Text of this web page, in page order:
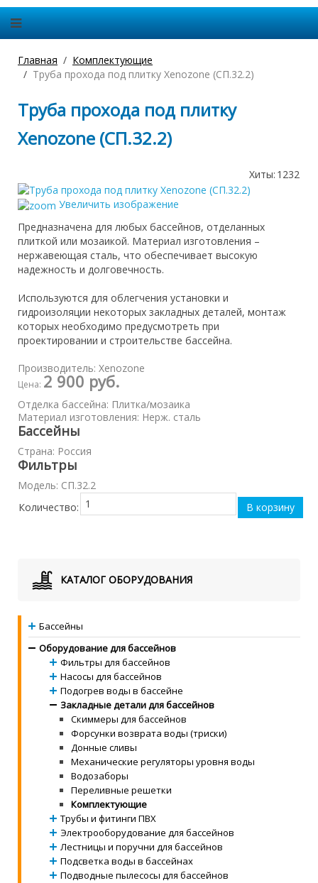
Главная
Комплектующие
Труба прохода под плитку Xenozone (СП.32.2)
Труба прохода под плитку
Xenozone (СП.32.2)
Хиты: 1232
Увеличить изображение
Предназначена для любых бассейнов, отделанных
плиткой или мозаикой. Материал изготовления –
нержавеющая сталь, что обеспечивает высокую
надежность и долговечность.
Используются для облегчения установки и
гидроизоляции некоторых закладных деталей, монтаж
которых необходимо предусмотреть при
проектировании и строительстве бассейна.
Производитель: Xenozone
Цена: 2 900 руб.
Отделка бассейна: Плитка/мозаика
Материал изготовления: Нерж. сталь
Бассейны
Страна: Россия
Фильтры
Модель: СП.32.2
Количество:
КАТАЛОГ ОБОРУДОВАНИЯ
Бассейны
Оборудование для бассейнов
Фильтры для бассейнов
Насосы для бассейнов
Подогрев воды в бассейне
Закладные детали для бассейнов
Скиммеры для бассейнов
Форсунки возврата воды (триски)
Донные сливы
Механические регуляторы уровня воды
Водозаборы
Переливные решетки
Комплектующие
Трубы и фитинги ПВХ
Электрооборудование для бассейнов
Лестницы и поручни для бассейнов
Подсветка воды в бассейнах
Подводные пылесосы для бассейнов